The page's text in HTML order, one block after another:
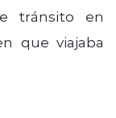
tránsito en
que viajaba